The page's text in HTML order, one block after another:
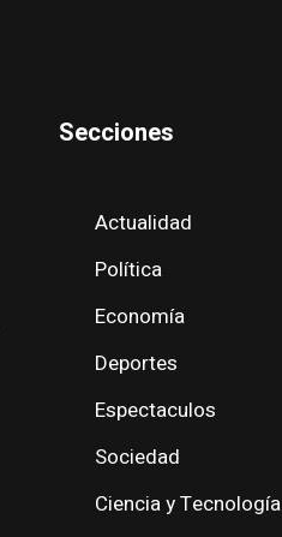
Secciones
Actualidad
Política
Economía
Deportes
Espectaculos
Sociedad
Ciencia y Tecnología